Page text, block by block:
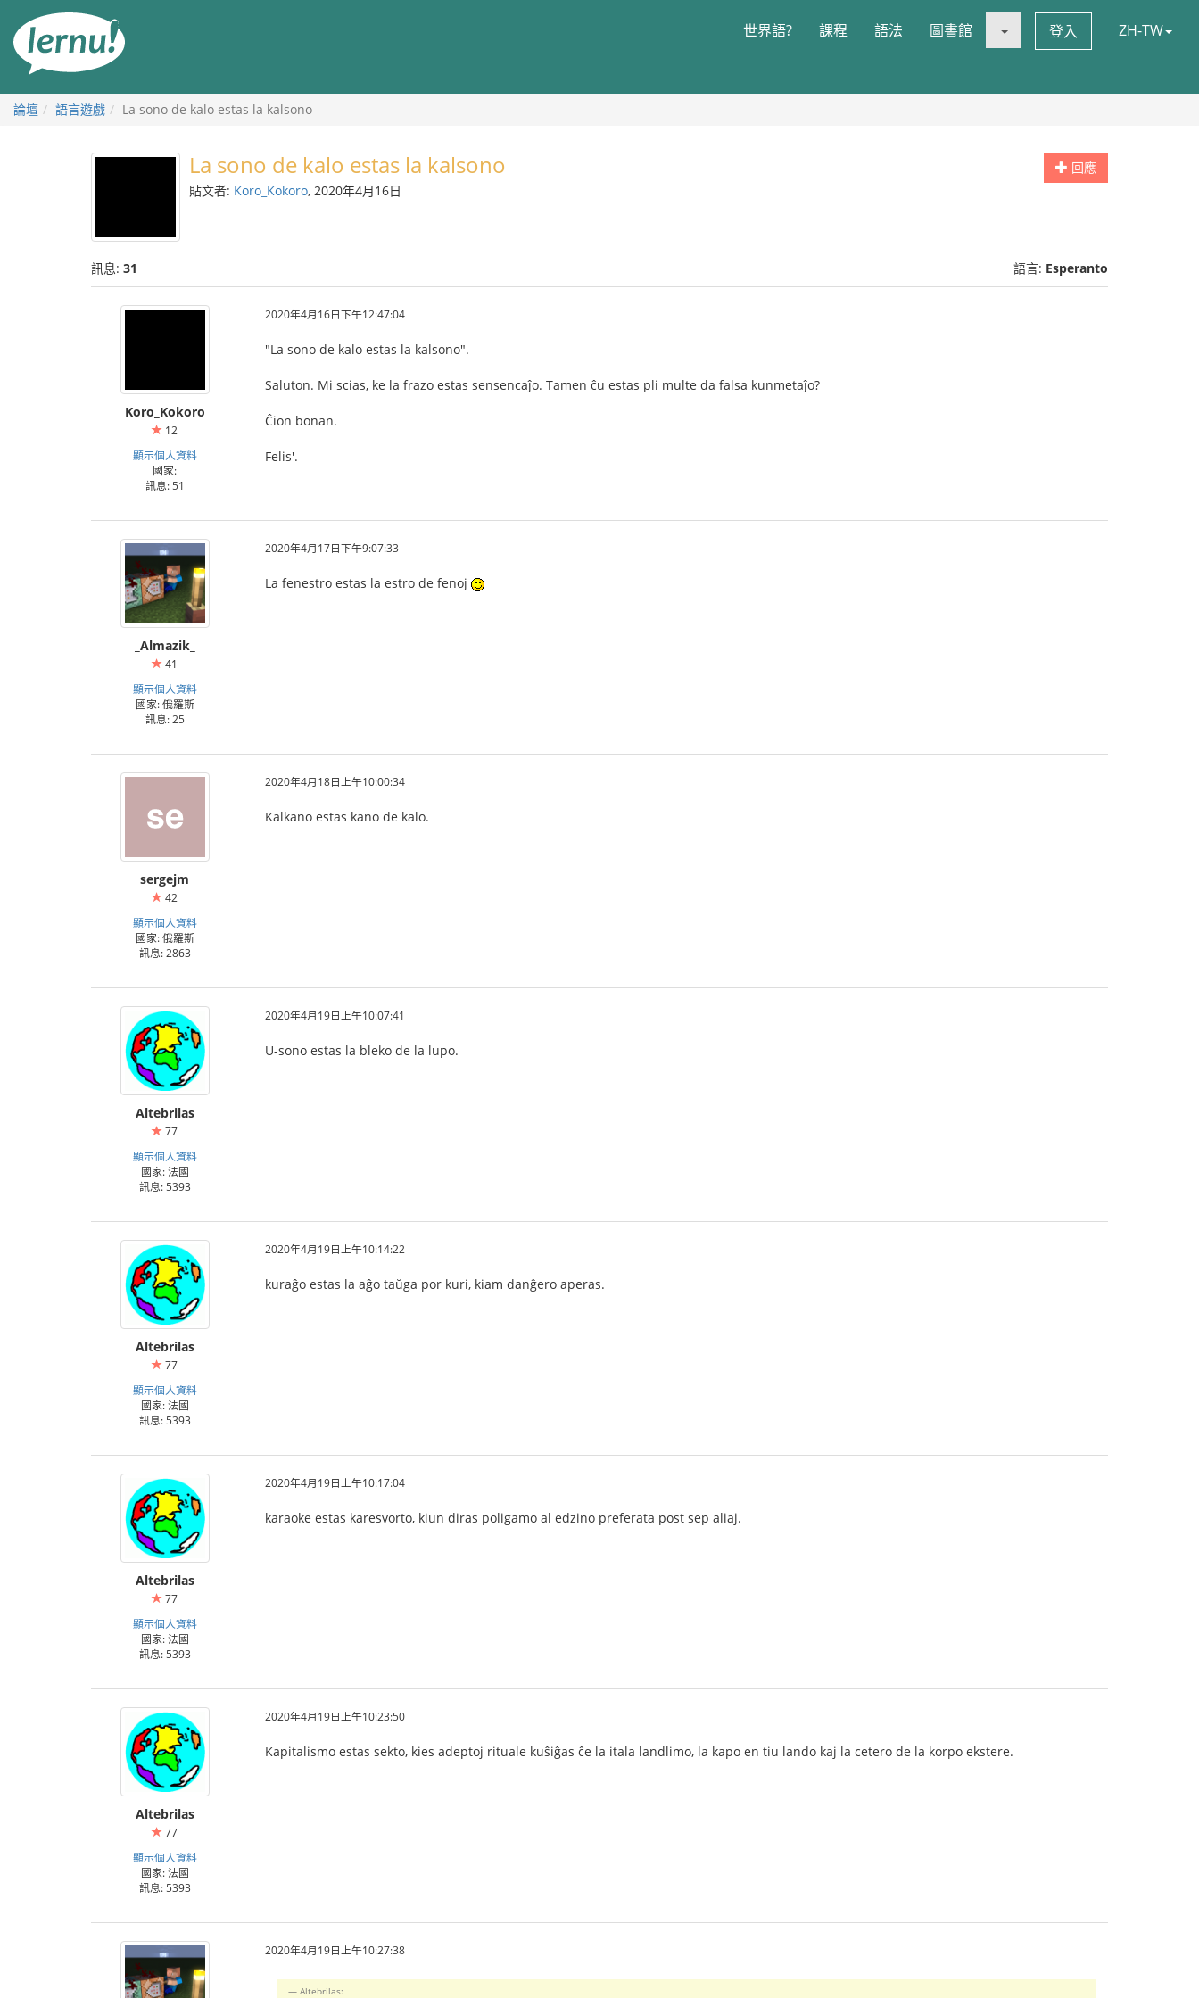
世界語? 課程 語法 圖書館 登入 ZH-TW
論壇 語言遊戲 La sono de kalo estas la kalsono
回應
La sono de kalo estas la kalsono
貼文者: Koro_Kokoro, 2020年4月16日
訊息: 31 語言: Esperanto
Koro_Kokoro
12
顯示個人資料
國家:
訊息: 51
2020年4月16日下午12:47:04
"La sono de kalo estas la kalsono".
Saluton. Mi scias, ke la frazo estas sensencaĵo. Tamen ĉu estas pli multe da falsa kunmetaĵo?
Ĉion bonan.
Felis'.
_Almazik_
41
顯示個人資料
國家: 俄羅斯
訊息: 25
2020年4月17日下午9:07:33
La fenestro estas la estro de fenoj
sergejm
42
顯示個人資料
國家: 俄羅斯
訊息: 2863
2020年4月18日上午10:00:34
Kalkano estas kano de kalo.
Altebrilas
77
顯示個人資料
國家: 法國
訊息: 5393
2020年4月19日上午10:07:41
U-sono estas la bleko de la lupo.
Altebrilas
77
顯示個人資料
國家: 法國
訊息: 5393
2020年4月19日上午10:14:22
kuraĝo estas la aĝo taŭga por kuri, kiam danĝero aperas.
Altebrilas
77
顯示個人資料
國家: 法國
訊息: 5393
2020年4月19日上午10:17:04
karaoke estas karesvorto, kiun diras poligamo al edzino preferata post sep aliaj.
Altebrilas
77
顯示個人資料
國家: 法國
訊息: 5393
2020年4月19日上午10:23:50
Kapitalismo estas sekto, kies adeptoj rituale kuŝiĝas ĉe la itala landlimo, la kapo en tiu lando kaj la cetero de la korpo ekstere.
2020年4月19日上午10:27:38
Altebrilas: